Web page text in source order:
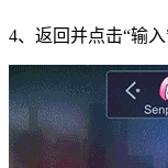
4、返回并点击“输